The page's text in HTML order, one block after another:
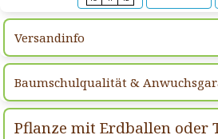
Versandinfo
Baumschulqualität &
Pflanze mit Erdballen oder